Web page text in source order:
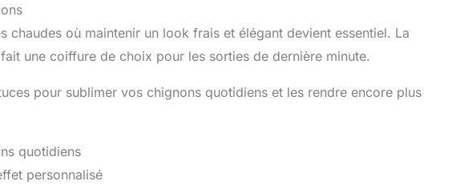
chaudes où maintenir un look frais et élégant devient essentiel. La
une coiffure de choix pour les sorties de dernière minute.
pour sublimer vos chignons quotidiens et les rendre encore plus
quotidiens
personnalisé